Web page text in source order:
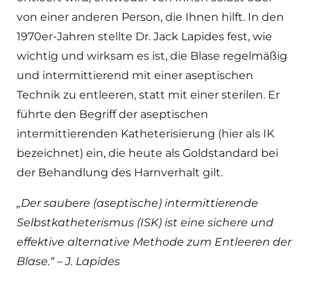
von einer anderen Person, die Ihnen hilft. In den
1970er-Jahren stellte Dr. Jack Lapides fest, wie
wichtig und wirksam es ist, die Blase regelmäßig
und intermittierend mit einer aseptischen
Technik zu entleeren, statt mit einer sterilen. Er
führte den Begriff der aseptischen
intermittierenden Katheterisierung (hier als IK
bezeichnet) ein, die heute als Goldstandard bei
der Behandlung des Harnverhalt gilt.
„Der saubere (aseptische) intermittierende
Selbstkatheterismus (ISK) ist eine sichere und
effektive alternative Methode zum Entleeren der
Blase.“ – J. Lapides